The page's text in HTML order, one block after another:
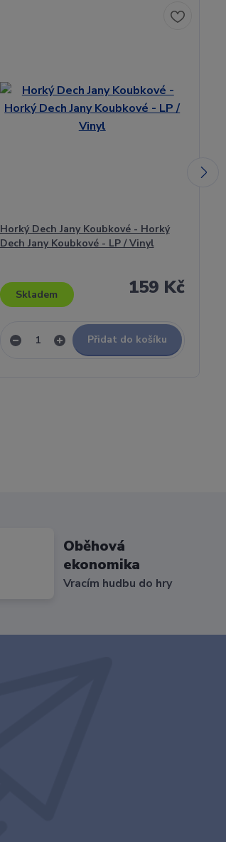
Horký Dech Jany Koubkové - Horký
Dech Jany Koubkové - LP / Vinyl
159 Kč
Skladem
Přidat do košíku
Oběhová
ekonomika
Vracím hudbu do hry